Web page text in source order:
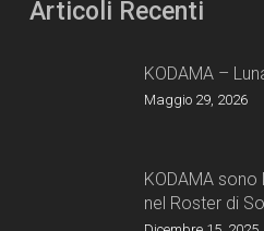
Articoli Recenti
KODAMA –
Maggio 29, 2026
KODAMA
nel Roster di